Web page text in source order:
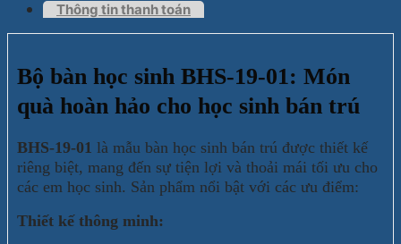
Thông tin thanh toán
Bộ bàn học sinh BHS-19-01: Món
quà hoàn hảo cho học sinh bán trú
BHS-19-01 là mẫu bàn học sinh bán trú được thiết kế
riêng biệt, mang đến sự tiện lợi và thoải mái tối ưu cho
các em học sinh. Sản phẩm nổi bật với các ưu điểm:
Thiết kế thông minh: